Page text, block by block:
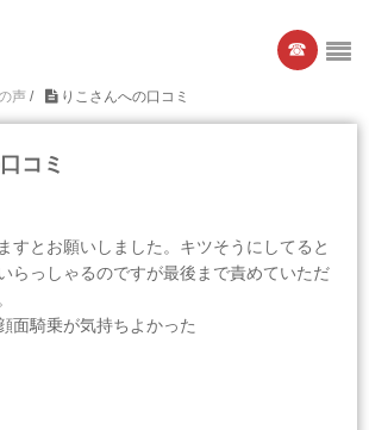
☎︎
声 / りこさんへの口コミ
コミ
すとお願いしました。キツそうにしてると
らっしゃるのですが最後まで責めていただ
面騎乗が気持ちよかった